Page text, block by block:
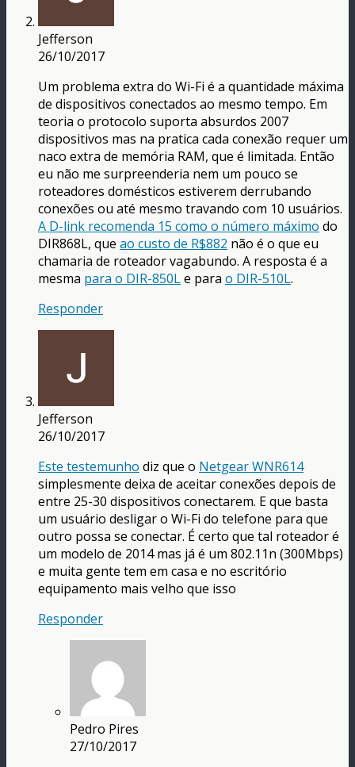
Jefferson
26/10/2017
Um problema extra do Wi-Fi é a quantidade máxima
de dispositivos conectados ao mesmo tempo. Em
teoria o protocolo suporta absurdos 2007
dispositivos mas na pratica cada conexão requer um
naco extra de memória RAM, que é limitada. Então
eu não me surpreenderia nem um pouco se
roteadores domésticos estiverem derrubando
conexões ou até mesmo travando com 10 usuários.
A D-link recomenda 15 como o número máximo do
DIR868L, que ao custo de R$882 não é o que eu
chamaria de roteador vagabundo. A resposta é a
mesma para o DIR-850Le para o DIR-510L.
Responder
Jefferson
26/10/2017
Este testemunho diz que o Netgear WNR614
simplesmente deixa de aceitar conexões depois de
entre 25-30 dispositivos conectarem. E que basta
um usuário desligar o Wi-Fi do telefone para que
outro possa se conectar. É certo que tal roteador é
um modelo de 2014 mas já é um 802.11n (300Mbps)
e muita gente tem em casa e no escritório
equipamento mais velho que isso
Responder
Pedro Pires
27/10/2017